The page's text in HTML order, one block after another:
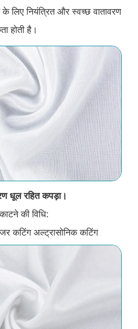
लिए नियंत्रित और स्वच्छ वातावरण
होती है।
धूल रहित कपड़ा।
काटने की विधि:
कटिंग अल्ट्रासोनिक कटिंग